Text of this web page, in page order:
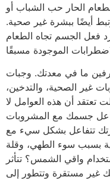
الحار حب الشباب أو
أيضًا ببشرة غير صحية.
فعل الجسم تجاه الطعام
ما في معدتك. وجبات
غير الصحية، والتدخين،
تعتقد أن هذه العوامل لا
جسمك مع المشروبات
تتفاعل بشكل سيء مع
بسبب سوء الطهي، وقلة
واقي الشمس؟ تتأثر
غير مستقرة وتتطور إلى